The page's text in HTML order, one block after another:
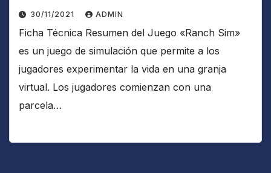
30/11/2021 ADMIN
Ficha Técnica Resumen del Juego «Ranch Sim»
es un juego de simulación que permite a los
jugadores experimentar la vida en una granja
virtual. Los jugadores comienzan con una
parcela…